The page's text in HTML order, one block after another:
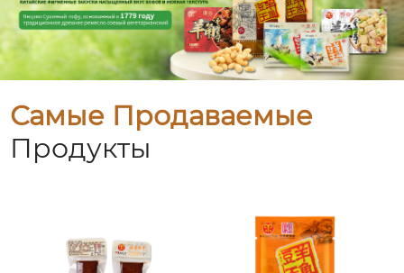
Самые Продаваемые
Продукты